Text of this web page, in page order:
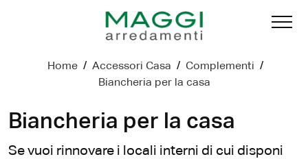
Home / Accessori Casa / Complementi /
Biancheria per la casa
Biancheria per la casa
Se vuoi rinnovare i locali interni di cui disponi